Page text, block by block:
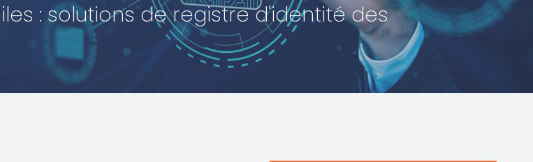
: solutions de registre d'identité des